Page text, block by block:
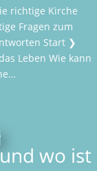
richtige Kirche
Fragen zum
Start ❯
Leben Wie kann
wo ist